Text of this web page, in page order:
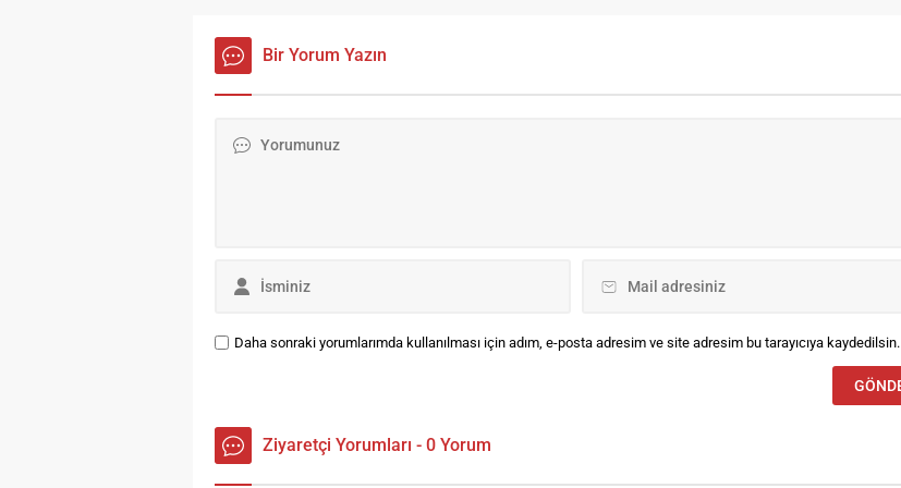
başlıkları altında toplarken
Bir Yorum Yazın
Daha sonraki yorumlarımda kullanılması için adım, e-posta adresim ve site adresim bu tarayıcıya kaydedilsin.
Ziyaretçi Yorumları - 0 Yorum